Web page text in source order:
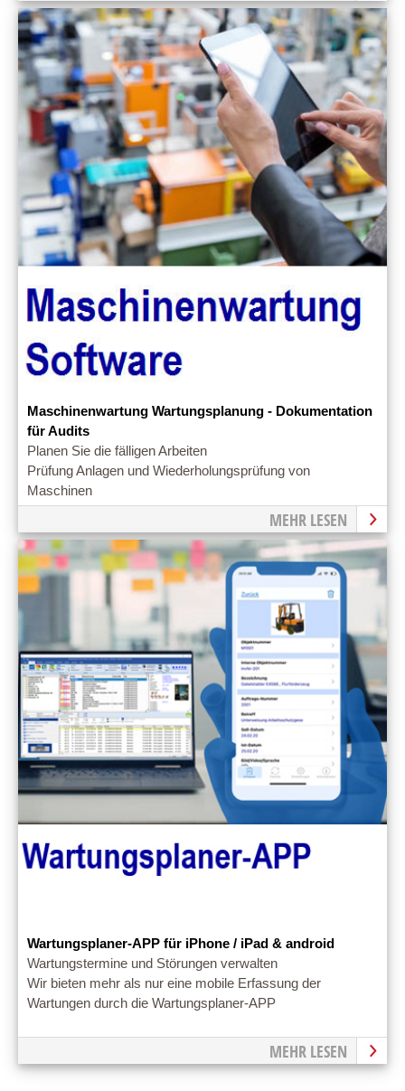
Maschinenwartung Wartungsplanung - Dokumentation
für Audits
Planen Sie die fälligen Arbeiten
Prüfung Anlagen und Wiederholungsprüfung von
Maschinen
MEHR LESEN
Wartungsplaner-APP für iPhone / iPad & android
Wartungstermine und Störungen verwalten
Wir bieten mehr als nur eine mobile Erfassung der
Wartungen durch die Wartungsplaner-APP
MEHR LESEN